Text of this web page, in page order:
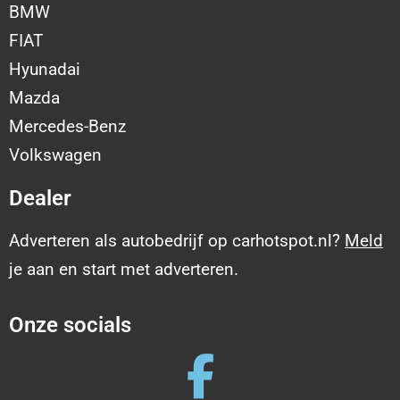
BMW
FIAT
Hyunadai
Mazda
Mercedes-Benz
Volkswagen
Dealer
Adverteren als autobedrijf op carhotspot.nl? Meld
je aan en start met adverteren.
Onze socials